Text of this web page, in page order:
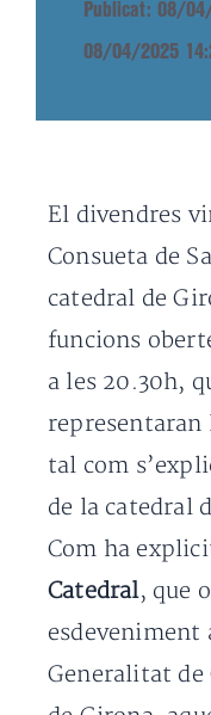
Publicat: 08/
08/04/2025
El divendres
Consueta de
catedral de
funcions
a les 20.30h,
representaran
tal com
de la catedral
Com ha
Catedral, que
esdeveniment
Generalitat de